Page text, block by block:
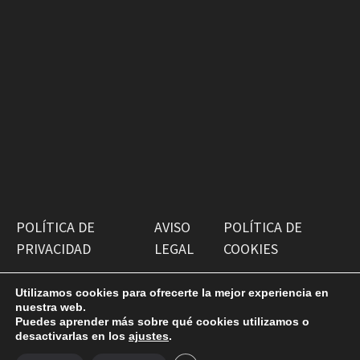
POLÍTICA DE
PRIVACIDAD
AVISO
LEGAL
POLÍTICA DE
COOKIES
Antiguako Pilotazaleok
Utilizamos cookies para ofrecerte la mejor experiencia en
nuestra web.
Puedes aprender más sobre qué cookies utilizamos o
desactivarlas en los ajustes.